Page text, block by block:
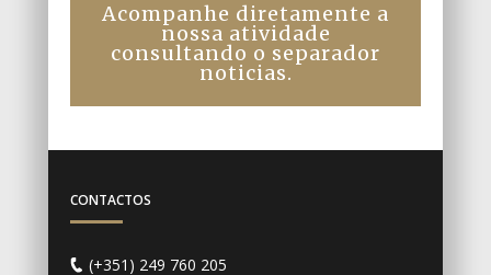
Acompanhe diretamente a
nossa atividade
consultando o separador
noticias.
CONTACTOS
(+351) 249 760 205